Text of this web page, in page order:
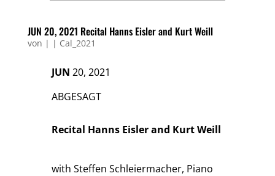
JUN 20, 2021 Recital Hanns Eisler and Kurt Weill
von | | Cal_2021
JUN 20, 2021
ABGESAGT
Recital Hanns Eisler and Kurt Weill
with Steffen Schleiermacher, Piano